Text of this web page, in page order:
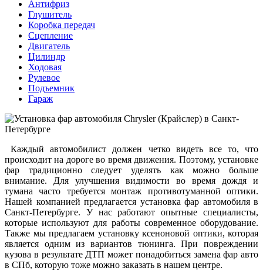
Антифриз
Глушитель
Коробка передач
Сцепление
Двигатель
Цилиндр
Ходовая
Рулевое
Подъемник
Гараж
Каждый автомобилист должен четко видеть все то, что
происходит на дороге во время движения. Поэтому, установке
фар традиционно следует уделять как можно больше
внимание. Для улучшения видимости во время дождя и
тумана часто требуется монтаж противотуманной оптики.
Нашей компанией предлагается установка фар автомобиля в
Санкт-Петербурге. У нас работают опытные специалисты,
которые используют для работы современное оборудование.
Также мы предлагаем установку ксеноновой оптики, которая
является одним из вариантов тюнинга. При повреждении
кузова в результате ДТП может понадобиться замена фар авто
в СПб, которую тоже можно заказать в нашем центре.